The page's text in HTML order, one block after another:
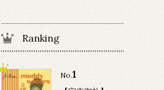
Ranking
No.1